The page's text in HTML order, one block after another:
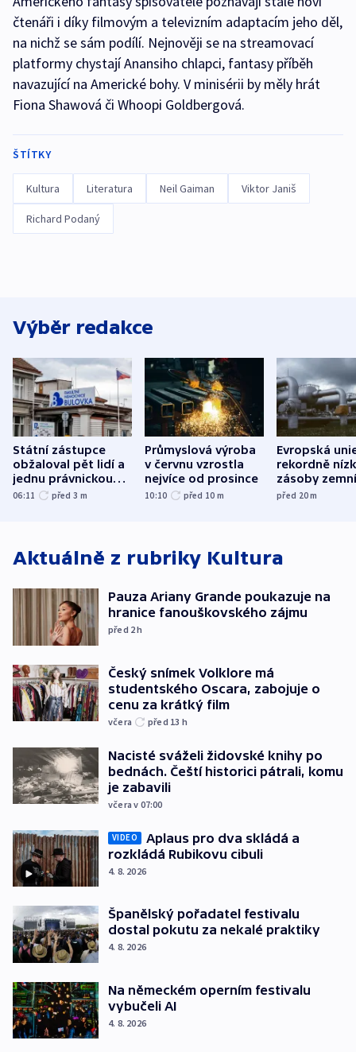
čtenáři i díky filmovým a televizním adaptacím jeho děl,
na nichž se sám podílí. Nejnověji se na streamovací
platformy chystají Anansiho chlapci, fantasy příběh
navazující na Americké bohy. V minisérii by měly hrát
Fiona Shawová či Whoopi Goldbergová.
ŠTÍTKY
Kultura Literatura Neil Gaiman Viktor Janiš
Richard Podaný
Výběr redakce
Státní zástupce
obžaloval pět lidí a
jednu právnickou
osobu v kauze
06:11 před 3 m
Průmyslová výroba
v červnu vzrostla
nejvíce od prosince
10:10 před 10 m
Evropská
rekordně
zásoby
plynu
před 20m
Aktuálně z rubriky Kultura
Pauza Ariany Grande poukazuje na
hranice fanouškovského zájmu
před 2h
Český snímek Volklore má
studentského Oscara, zabojuje o
cenu za krátký film
včera před 13 h
Nacisté sváželi židovské knihy po
bednách. Čeští historici pátrali, komu
je zabavili
včera v 07:00
VIDEO
Aplaus pro dva skládá a
rozkládá Rubikovu cibuli
4. 8. 2026
Španělský pořadatel festivalu
dostal pokutu za nekalé praktiky
4. 8. 2026
Na německém operním festivalu
vybučeli AI
4. 8. 2026